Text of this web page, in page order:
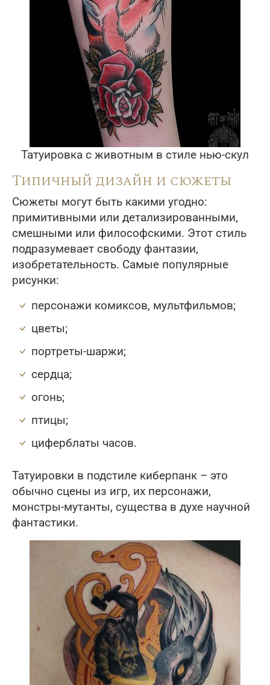
Татуировка с животным в стиле нью-скул
Типичный дизайн и сюжеты
Сюжеты могут быть какими угодно:
примитивными или детализированными,
смешными или философскими. Этот стиль
подразумевает свободу фантазии,
изобретательность. Самые популярные
рисунки:
персонажи комиксов, мультфильмов;
цветы;
портреты-шаржи;
сердца;
огонь;
птицы;
циферблаты часов.
Татуировки в подстиле киберпанк – это
обычно сцены из игр, их персонажи,
монстры-мутанты, существа в духе научной
фантастики.